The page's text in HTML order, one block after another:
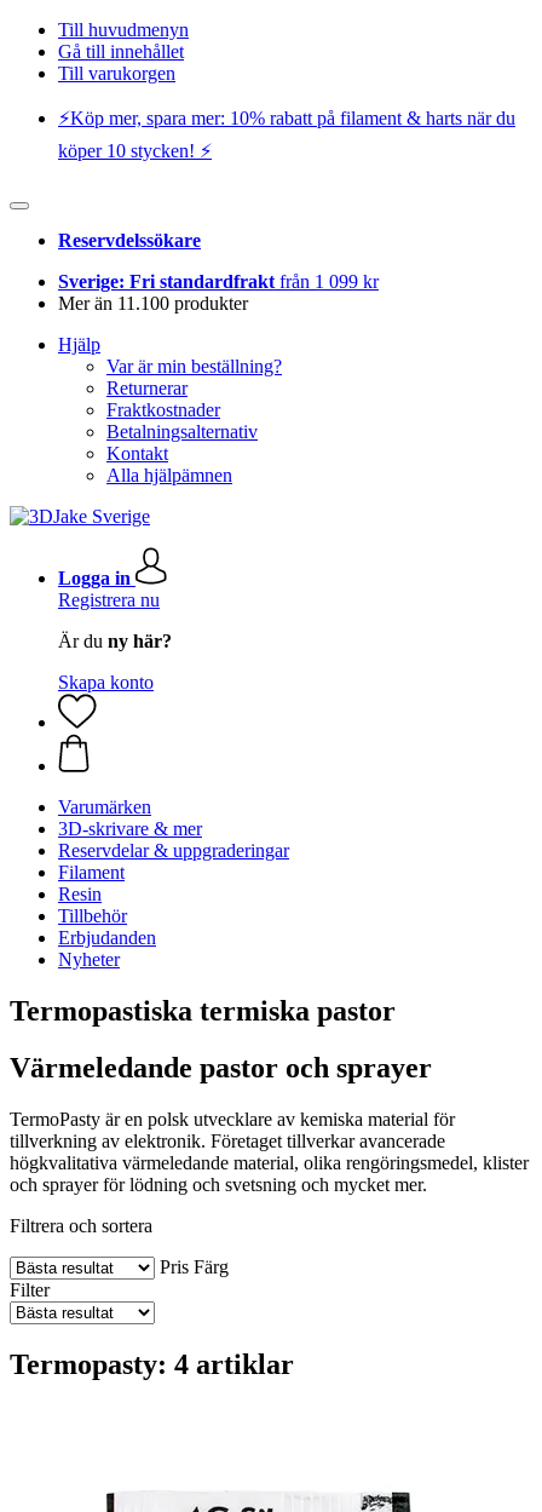
Till huvudmenyn
Gå till innehållet
Till varukorgen
⚡️Köp mer, spara mer: 10% rabatt på filament & harts när du
köper 10 stycken! ⚡️
Reservdelssökare
Sverige: Fri standardfrakt från 1 099 kr
Mer än 11.100 produkter
Hjälp
Var är min beställning?
Returnerar
Fraktkostnader
Betalningsalternativ
Kontakt
Alla hjälpämnen
Logga in
Registrera nu
Är du ny här?
Skapa konto
Varumärken
3D-skrivare & mer
Reservdelar & uppgraderingar
Filament
Resin
Tillbehör
Erbjudanden
Nyheter
Termopastiska termiska pastor
Värmeledande pastor och sprayer
TermoPasty är en polsk utvecklare av kemiska material för
tillverkning av elektronik. Företaget tillverkar avancerade
högkvalitativa värmeledande material, olika rengöringsmedel, klister
och sprayer för lödning och svetsning och mycket mer.
Filtrera och sortera
Pris Färg
Filter
Termopasty: 4 artiklar